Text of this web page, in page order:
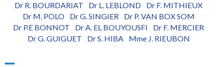
Dr R. BOURDARIAT Dr L. LEBLOND
Dr F. MITHIEUX
Dr M. POLO- Dr G. SINGIER- Dr P. VAN BOX SOM
Dr P.E BONNOT
Dr A. EL BOUYOUSFI
Dr F. MERCIER
Dr G. GUIGUET
Dr S. HIBA- Mme J. RIEUBON